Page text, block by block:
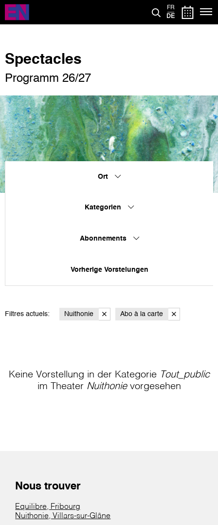
Direkt
zum
Inhalt
FR
DE
Spectacles
Programm 26/27
Ort
Kategorien
Abonnements
Vorherige Vorstelungen
Filtres actuels: Nuithonie Abo à la carte
Keine Vorstellung in der Kategorie Tout_public
im Theater Nuithonievorgesehen
Nous trouver
Equilibre, Fribourg
Nuithonie, Villars-sur-Glâne